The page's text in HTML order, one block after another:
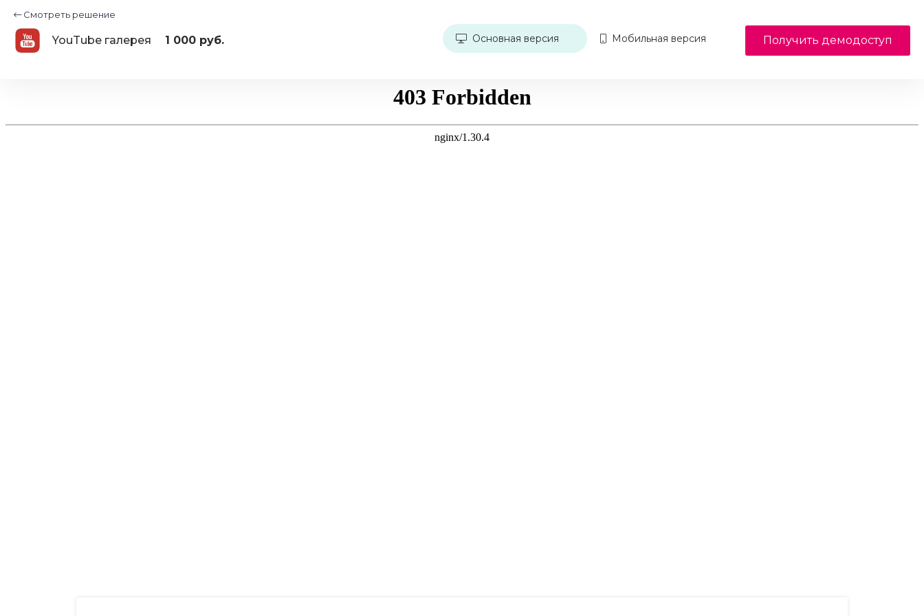
Смотреть решение
YouTube галерея 1 000 руб. Основная версия Мобильная версия Получить демодоступ